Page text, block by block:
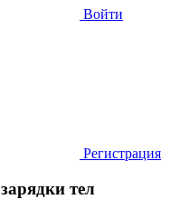
Войти
Регистрация
тел